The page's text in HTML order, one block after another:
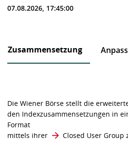
07.08.2026, 17:45:00
Zusammensetzung
Die Wiener Börse stellt die
den Indexzusammensetzungen in
Format
mittels ihrer
Closed User Group